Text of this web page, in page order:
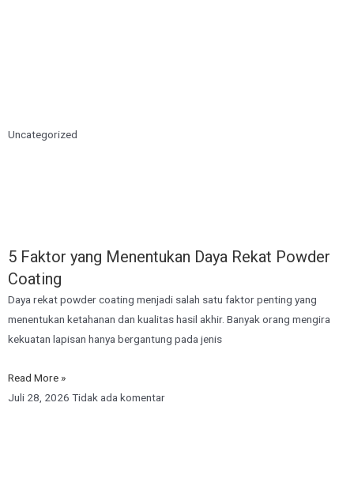
Uncategorized
5 Faktor yang Menentukan Daya Rekat Powder
Coating
Daya rekat powder coating menjadi salah satu faktor penting yang
menentukan ketahanan dan kualitas hasil akhir. Banyak orang mengira
kekuatan lapisan hanya bergantung pada jenis
Read More »
Juli 28, 2026 Tidak ada komentar